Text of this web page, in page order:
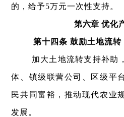
的，给予5万元一次性支持。
第六章 优化
第十四条 鼓励土地流转
加大土地流转支持补助
体、镇级联营公司、区级平
民共同富裕，推动现代农业
发展。